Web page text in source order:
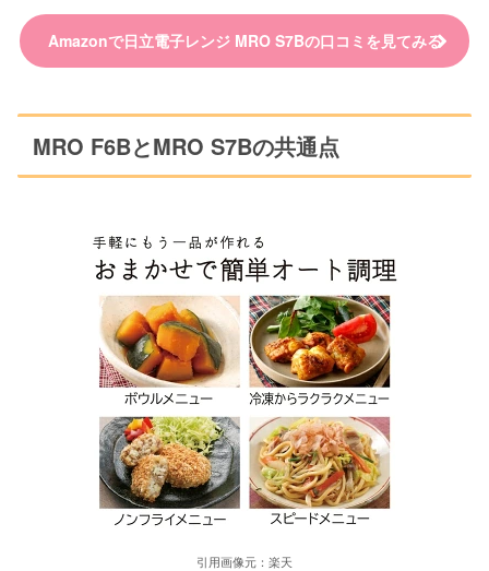
Amazonで日立電子レンジ MRO S7Bの口コミを見てみる
MRO F6BとMRO S7Bの共通点
引用画像元：楽天